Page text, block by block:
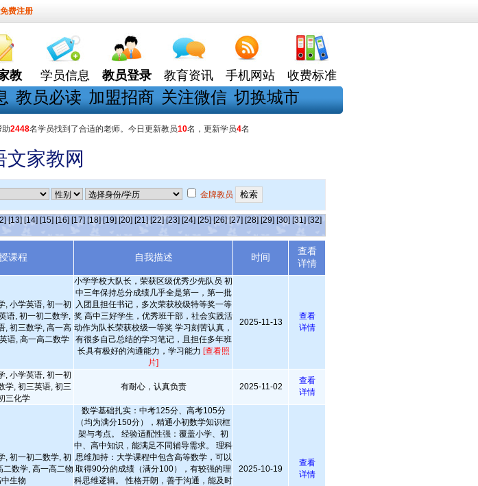
免费注册
教 学员信息 教员登录 教育资讯 手机网站 收费标准
教员必读 加盟招商 关注微信 切换城市
助2448名学员找到了合适的老师。今日更新教员10名，更新学员4名
文家教网
金牌教员
[13] [14] [15] [16] [17] [18] [19] [20] [21] [22] [23] [24] [25] [26] [27] [28] [29] [30] [31] [32]
课程 自我描述 时间
查看
详情
, 小学英语, 初一初
语, 初一初二数学,
, 初三数学, 高一高
语, 高一高二数学
小学学校大队长，荣获区级优秀少先队员 初
中三年保持总分成绩几乎全是第一，第一批
入团且担任书记，多次荣获校级特等奖一等
奖 高中三好学生，优秀班干部，社会实践活
动作为队长荣获校级一等奖 学习刻苦认真，
有很多自己总结的学习笔记，且担任多年班
长具有极好的沟通能力，学习能力 [查看照
片]
2025-11-13
查看
详情
, 小学英语, 初一初
学, 初三英语, 初三
三化学
有耐心，认真负责 2025-11-02
查看
详情
, 初一初二数学, 初
二数学, 高一高二物
生物
数学基础扎实：中考125分、高考105分
（均为满分150分），精通小初数学知识框
架与考点。 经验适配性强：覆盖小学、初
中、高中知识，能满足不同辅导需求。 理科
思维加持：大学课程中包含高等数学，可以
取得90分的成绩（满分100），有较强的理
科思维逻辑。 性格开朗，善于沟通，能及时
2025-10-19
查看
详情